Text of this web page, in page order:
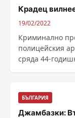
Крадец
19/02/2022
Криминално
полицейския
сряда 44-
БЪЛГАРИЯ
Джамбазки: